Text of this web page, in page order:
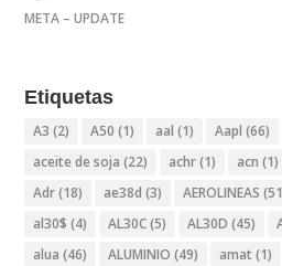
META – UPDATE
Etiquetas
A3 (2) A50 (1) aal (1) Aapl (66)
aceite de soja (22) achr(1) acn (1)
Adr(18) ae38d (3) AEROLINEAS
al30$ (4) AL30C(5) AL30D (45)
alua (46) ALUMINIO (49) amat (1)